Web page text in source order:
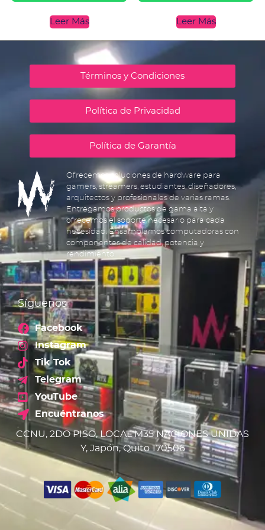
Leer Más Leer Más
Términos y Condiciones
Política de Privacidad
Política de Garantía
Ofrecemos soluciones de hardware para
gamers, streamers, estudiantes, diseñadores,
arquitectos y profesionales de varias ramas.
Entregamos productos de gama alta y
ofrecemos el soporte necesario para cada
necesidad. Ensamblamos computadoras con
componentes de calidad, potencia y
rendimiento.
Síguenos
Facebook
Instagram
Tik Tok
Telegram
YouTube
Encuéntranos
CCNU, 2DO PISO, LOCAL M35 NACIONES UNIDAS
Y, Japón, Quito 170506